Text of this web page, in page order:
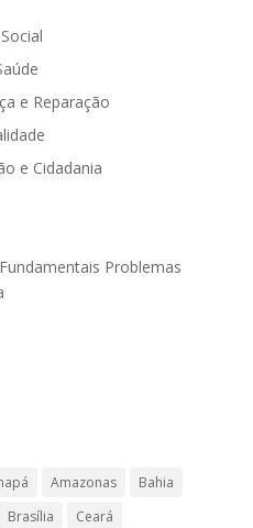
e Reparação
e Cidadania
Problemas
Amazonas
Bahia
Brasília
Ceará